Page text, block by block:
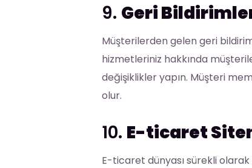
9. Geri
Müşterilerden gelen geri
hizmetleriniz hakkında
değişiklikler yapın. Müşteri
olur.
10. E-ticaret
E-ticaret dünyası sürekli